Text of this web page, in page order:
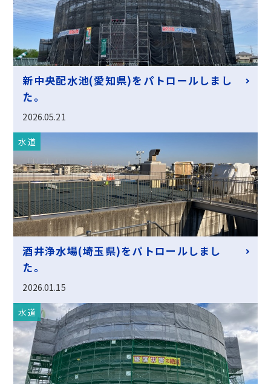
新中央配水池(愛知県)をパトロールしまし
た。
2026.05.21
水道
酒井浄水場(埼玉県)をパトロールしまし
た。
2026.01.15
水道